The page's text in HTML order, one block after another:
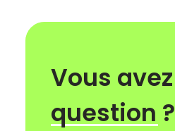
Vous avez
question ?